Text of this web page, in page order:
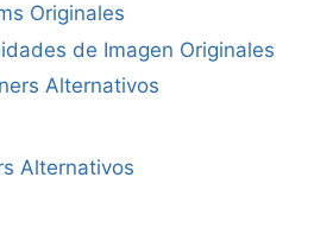
Originales
de Imagen Originales
Alternativos
Alternativos